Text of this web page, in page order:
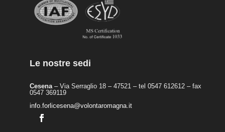
Le nostre sedi
Cesena– Via Serraglio 18 – 47521 – tel 0547 612612 – fax
0547 369119
info.forlicesena@volontaromagna.it